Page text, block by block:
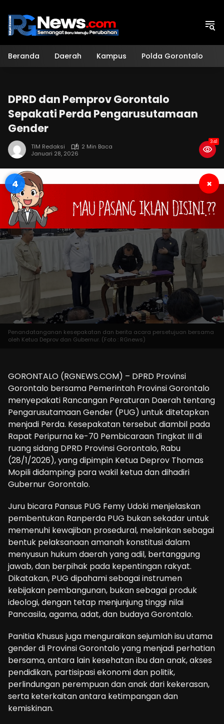
konten
Beranda Daerah Kampus Polda Gorontalo
DPRD dan Pemprov Gorontalo
Sepakati Perda Pengarusutamaan
Gender
TIM Redaksi
2 Min Baca
Januari 28, 2026
341
3 ×
Penandatanganan kesepakatan dan berita acara persetujuan bersama
oleh Ketua Deprov dan Gubernur. (Foto : RGnews)
GORONTALO (RGNEWS.COM) – DPRD Provinsi
Gorontalo bersama Pemerintah Provinsi Gorontalo
menyepakati Rancangan Peraturan Daerah tentang
Pengarusutamaan Gender (PUG) untuk ditetapkan
menjadi Perda. Kesepakatan tersebut diambil pada
Rapat Peripurna ke-70 Pembicaraan Tingkat III di
ruang sidang DPRD Provinsi Gorontalo, Rabu
(28/1/2026), yang dipimpin Ketua Deprov Thomas
Mopili didampingi para wakil ketua dan dihadiri
Gubernur Gorontalo.
Juru bicara Pansus PUG Femy Udoki menjelaskan
pembentukan Ranperda PUG bukan sekadar untuk
memenuhi kewajiban prosedural, melainkan sebagai
bentuk pelaksanaan amanah konstitusi dalam
menyusun hukum daerah yang adil, bertanggung
jawab, dan berpihak pada kepentingan rakyat.
Dikatakan, PUG dipahami sebagai instrumen
kebijakan pembangunan, bukan sebagai produk
ideologi, dengan tetap menjunjung tinggi nilai
Pancasila, agama, adat, dan budaya Gorontalo.
Panitia Khusus juga menguraikan sejumlah isu utama
gender di Provinsi Gorontalo yang menjadi perhatian
bersama, antara lain kesehatan ibu dan anak, akses
pendidikan, partisipasi ekonomi dan politik,
perlindungan perempuan dan anak dari kekerasan,
serta keterkaitan antara ketimpangan dan
kemiskinan.